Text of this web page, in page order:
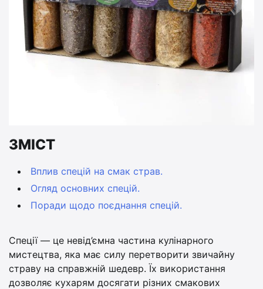
ЗМІСТ
Вплив спецій на смак страв.
Огляд основних спецій.
Поради щодо поєднання спецій.
Спеції — це невід’ємна частина кулінарного
мистецтва, яка має силу перетворити звичайну
страву на справжній шедевр. Їх використання
дозволяє кухарям досягати різних смакових